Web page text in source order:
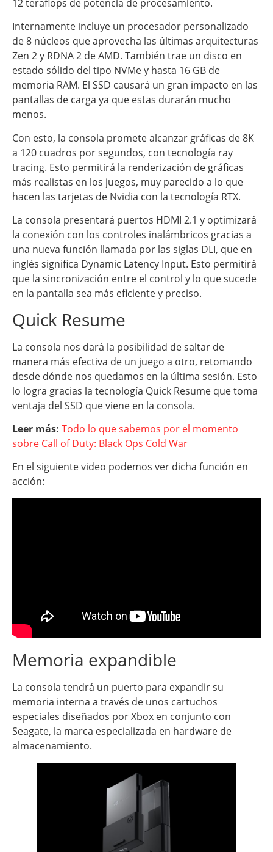
12 teraflops de potencia de procesamiento.
Internamente incluye un procesador personalizado
de 8 núcleos que aprovecha las últimas arquitecturas
Zen 2 y RDNA 2 de AMD. También trae un disco en
estado sólido del tipo NVMe y hasta 16 GB de
memoria RAM. El SSD causará un gran impacto en las
pantallas de carga ya que estas durarán mucho
menos.
Con esto, la consola promete alcanzar gráficas de 8K
a 120 cuadros por segundos, con tecnología ray
tracing. Esto permitirá la renderización de gráficas
más realistas en los juegos, muy parecido a lo que
hacen las tarjetas de Nvidia con la tecnología RTX.
La consola presentará puertos HDMI 2.1 y optimizará
la conexión con los controles inalámbricos gracias a
una nueva función llamada por las siglas DLI, que en
inglés significa Dynamic Latency Input. Esto permitirá
que la sincronización entre el control y lo que sucede
en la pantalla sea más eficiente y preciso.
Quick Resume
La consola nos dará la posibilidad de saltar de
manera más efectiva de un juego a otro, retomando
desde dónde nos quedamos en la última sesión. Esto
lo logra gracias la tecnología Quick Resume que toma
ventaja del SSD que viene en la consola.
Leer más: Todo lo que sabemos por el momento
sobre Call of Duty: Black Ops Cold War
En el siguiente video podemos ver dicha función en
acción:
Memoria expandible
La consola tendrá un puerto para expandir su
memoria interna a través de unos cartuchos
especiales diseñados por Xbox en conjunto con
Seagate, la marca especializada en hardware de
almacenamiento.